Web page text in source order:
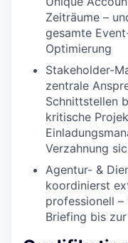
Zeiträume –
gesamte
Optimierung
Stakeholder-
zentrale
Schnittstellen
kritische
Verzahnung
Agentur- &
koordinierst
professionell
Briefing bis